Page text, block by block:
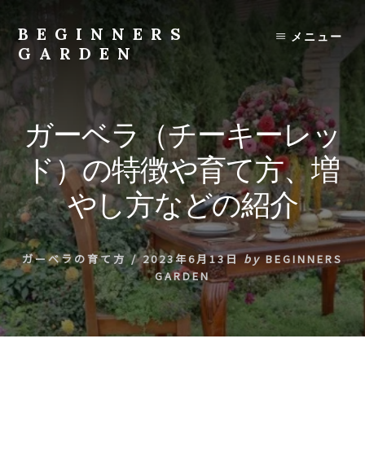
content
BEGINNERS
GARDEN
の
種
類
や
育
て
方
の
紹
介
を
行
メニュー
ガーベラ（チーキーレッ
ド）の特徴や育て方、増
やし方などの紹介
ガーベラの育て方/ 2023年6月13日 by BEGINNERS
GARDEN